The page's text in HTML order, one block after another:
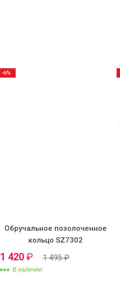
Обручальное позолоченное
кольцо SZ7302
1 420 ₽ 1 495₽
В наличии
-6%